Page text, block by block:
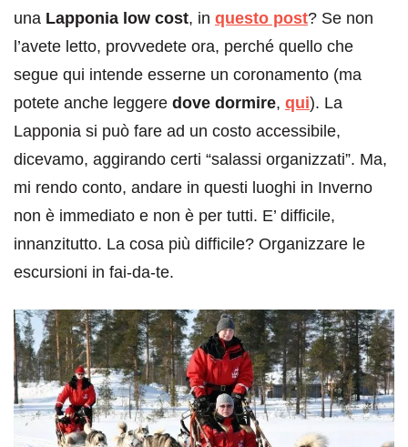
una Lapponia low cost, in questo post? Se non
l’avete letto, provvedete ora, perché quello che
segue qui intende esserne un coronamento (ma
potete anche leggere dove dormire, qui). La
Lapponia si può fare ad un costo accessibile,
dicevamo, aggirando certi “salassi organizzati”. Ma,
mi rendo conto, andare in questi luoghi in Inverno
non è immediato e non è per tutti. E’ difficile,
innanzitutto. La cosa più difficile? Organizzare le
escursioni in fai-da-te.